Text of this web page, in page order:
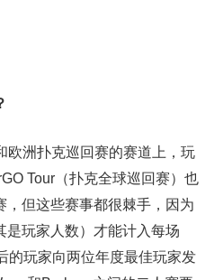
欧洲扑克巡回赛的赛道上，玩
Tour（扑克全球巡回赛）也
但这些赛事都很棘手，因为
是玩家人数）才能计入每场
的玩家向两位年度最佳玩家发